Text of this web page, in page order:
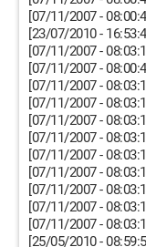
[07/11/2007 -
[23/07/2010 -
[07/11/2007 -
[07/11/2007 -
[07/11/2007 -
[07/11/2007 -
[07/11/2007 -
[07/11/2007 -
[07/11/2007 -
[07/11/2007 -
[07/11/2007 -
[07/11/2007 -
[07/11/2007 -
[25/05/2010 -